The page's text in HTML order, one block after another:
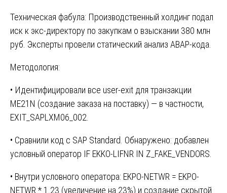
Техническая фабула: Производственный холдинг подал
иск к экс-директору по закупкам о взыскании 380 млн
руб. Эксперты провели статический анализ ABAP-кода.
Методология:
• Идентифицировали все user-exit для транзакции
ME21N (создание заказа на поставку) — в частности,
EXIT_SAPLXM06_002.
• Сравнили код с SAP Standard. Обнаружено: добавлен
условный оператор IF EKKO-LIFNR IN Z_FAKE_VENDORS.
• Внутри условного оператора: EKPO-NETWR = EKPO-
NETWR * 1.23 (увеличение на 23%) и создание скрытой